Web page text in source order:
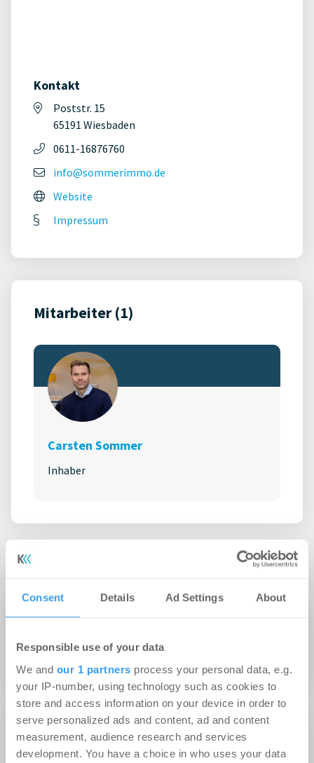
Consent Details Ad Settings About
Responsible use of your data
We and our 1 partners process your personal data, e.g.
your IP-number, using technology such as cookies to
store and access information on your device in order to
serve personalized ads and content, ad and content
measurement, audience research and services
development. You have a choice in who uses your data
Kontakt
Poststr. 15
65191 Wiesbaden
0611-16876760
info@sommerimmo.de
Website
Impressum
Mitarbeiter (1)
Carsten Sommer
Inhaber
Zur Website
Adresse
Poststr. 15